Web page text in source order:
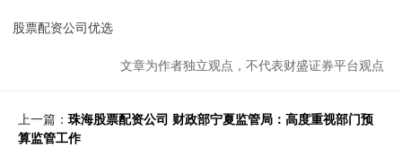
股票配资公司优选
文章为作者独立观点，不代表财盛证券平台观点
上一篇： 珠海股票配资公司 财政部宁夏监管局：高度重视部门预
算监管工作